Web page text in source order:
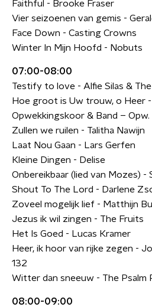
Faithful - Brooke Fraser
Vier seizoenen van gemis -
Face Down - Casting Crowns
Winter In Mijn Hoofd - Nobuts
07:00-08:00
Testify to love - Alfie Silas &
Hoe groot is Uw trouw, o Heer -
Opwekkingskoor & Band –
Zullen we ruilen - Talitha Nawijn
Laat Nou Gaan - Lars Gerfen
Kleine Dingen - Delise
Onbereikbaar (lied van Mozes) -
Shout To The Lord - Darlene
Zoveel mogelijk lief - Matthijn
Jezus ik wil zingen - The Fruits
Het Is Goed - Lucas Kramer
Heer, ik hoor van rijke zegen -
132
Witter dan sneeuw - The Psalm
08:00-09:00